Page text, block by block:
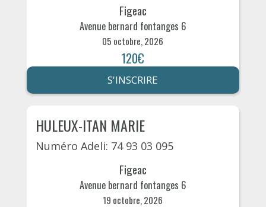
Figeac
Avenue bernard fontanges 6
05 octobre, 2026
120€
S'INSCRIRE
HULEUX-ITAN MARIE
Numéro Adeli: 74 93 03 095
Figeac
Avenue bernard fontanges 6
19 octobre, 2026